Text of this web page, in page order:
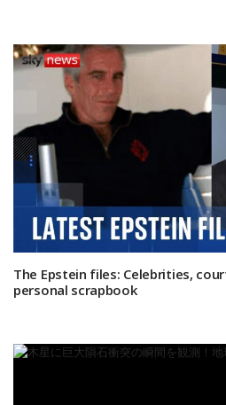
The Epstein files: Celebrities,
personal scrapbook